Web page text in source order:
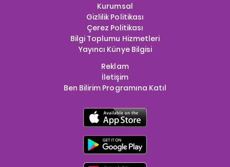
Kurumsal
Gizlilik Politikası
Çerez Politikası
Bilgi Toplumu Hizmetleri
Yayıncı Künye Bilgisi
Reklam
İletişim
Ben Bilirim Programına Katıl